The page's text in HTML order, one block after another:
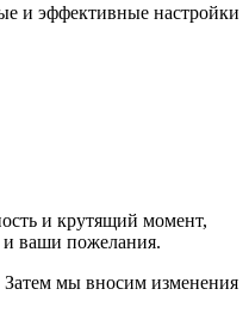
и эффективные настройки
и крутящий момент,
и ваши пожелания.
Затем мы вносим изменения